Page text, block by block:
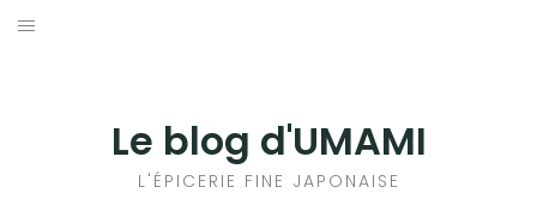
Aller
Le blog d'UMAMI
L'ÉPICERIE FINE JAPONAISE